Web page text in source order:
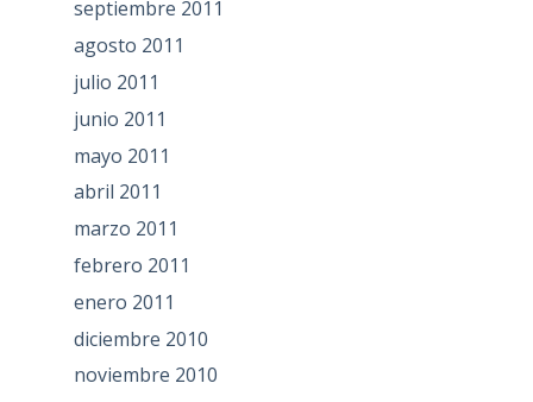
septiembre 2011
agosto 2011
julio 2011
junio 2011
mayo 2011
abril 2011
marzo 2011
febrero 2011
enero 2011
diciembre 2010
noviembre 2010